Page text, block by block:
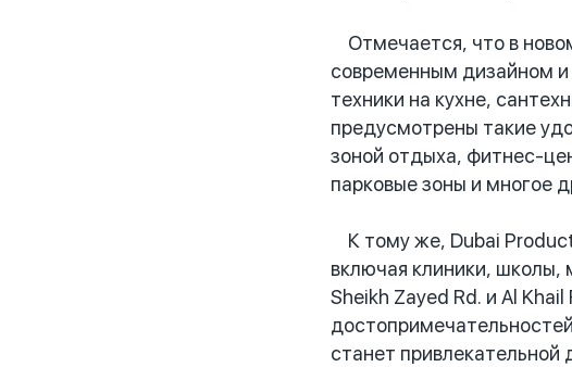
Отмечается, что в
современным дизайном
техники на кухне,
предусмотрены такие
зоной отдыха, фитнес-
парковые зоны и многое
К тому же, Dubai
включая клиники, школы,
Sheikh Zayed Rd. и Al
станет привлекательной